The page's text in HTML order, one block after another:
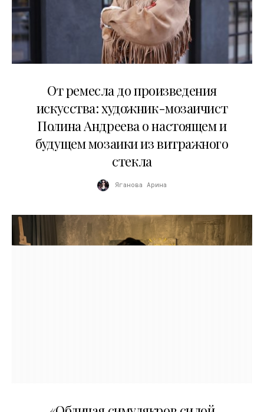
От ремесла до произведения
искусства: художник-мозаичист
Полина Андреева о настоящем и
будущем мозаики из витражного
стекла
Яганова Арина